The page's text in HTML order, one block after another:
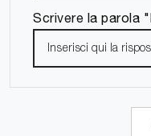
Scrivere la parola